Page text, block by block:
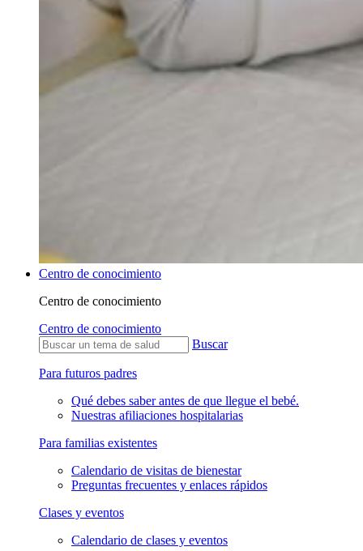
Centro de conocimiento
Centro de conocimiento
Centro de conocimiento
Buscar
Para futuros padres
Qué debes saber antes de que llegue el bebé.
Nuestras afiliaciones hospitalarias
Para familias existentes
Calendario de visitas de bienestar
Preguntas frecuentes y enlaces rápidos
Clases y eventos
Calendario de clases y eventos